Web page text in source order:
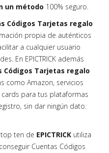
un método 100% seguro.
Códigos Tarjetas regalo
propia de auténticos
a cualquier usuario
En EPICTRICK además
Códigos Tarjetas regalo
como Amazon, servicios
para tus plataformas
sin dar ningún dato.
ten de EPICTRICK utiliza
Cuentas Códigos